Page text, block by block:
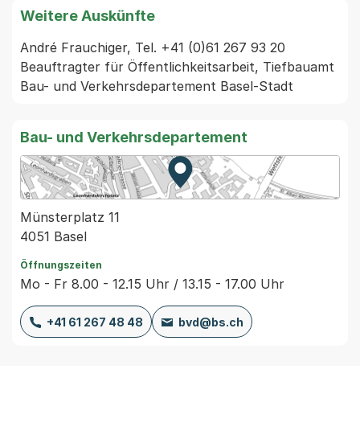
Weitere Auskünfte
André Frauchiger, Tel. +41 (0)61 267 93 20
Beauftragter für Öffentlichkeitsarbeit, Tiefbauamt
Bau- und Verkehrsdepartement Basel-Stadt
Bau- und Verkehrsdepartement
Zur Karte von MapBS.
Externer Link, wird in einem
Münsterplatz 11
4051 Basel
Öffnungszeiten
Mo - Fr 8.00 - 12.15 Uhr / 13.15 - 17.00 Uhr
+41 61 267 48 48 bvd@bs.ch